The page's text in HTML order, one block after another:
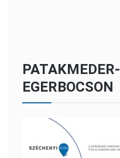
EGERBOCSON